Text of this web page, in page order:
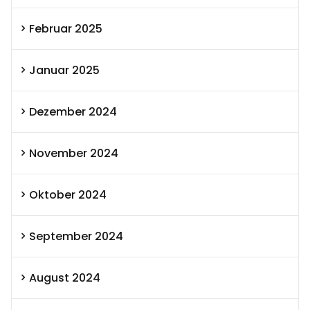
Februar 2025
Januar 2025
Dezember 2024
November 2024
Oktober 2024
September 2024
August 2024